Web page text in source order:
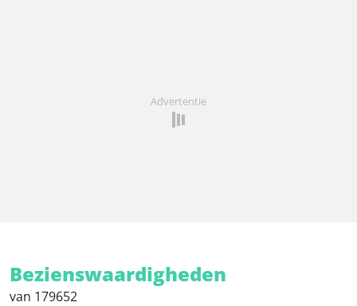
Advertentie
Bezienswaardigheden
van 179652